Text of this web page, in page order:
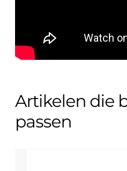
Artikelen die
passen